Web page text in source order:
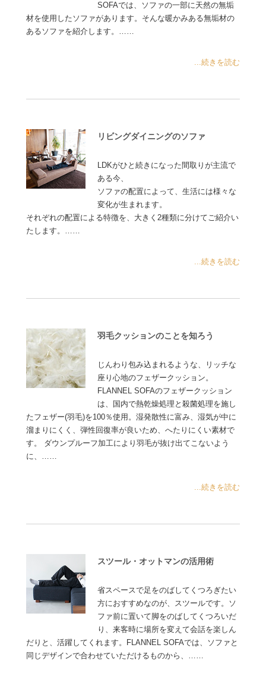
SOFAでは、ソファの一部に天然の無垢
材を使用したソファがあります。そんな暖かみある無垢材の
あるソファを紹介します。……
...続きを読む
リビングダイニングのソファ
LDKがひと続きになった間取りが主流で
ある今、
ソファの配置によって、生活には様々な
変化が生まれます。
それぞれの配置による特徴を、大きく2種類に分けてご紹介い
たします。……
...続きを読む
羽毛クッションのことを知ろう
じんわり包み込まれるような、リッチな
座り心地のフェザークッション。
FLANNEL SOFAのフェザークッション
は、国内で熱乾燥処理と殺菌処理を施し
たフェザー(羽毛)を100％使用。湿発散性に富み、湿気が中に
溜まりにくく、弾性回復率が良いため、へたりにくい素材で
す。 ダウンプルーフ加工により羽毛が抜け出てこないよう
に、……
...続きを読む
スツール・オットマンの活用術
省スペースで足をのばしてくつろぎたい
方におすすめなのが、スツールです。ソ
ファ前に置いて脚をのばしてくつろいだ
り、来客時に場所を変えて会話を楽しん
だりと、活躍してくれます。FLANNEL SOFAでは、ソファと
同じデザインで合わせていただけるものから、……